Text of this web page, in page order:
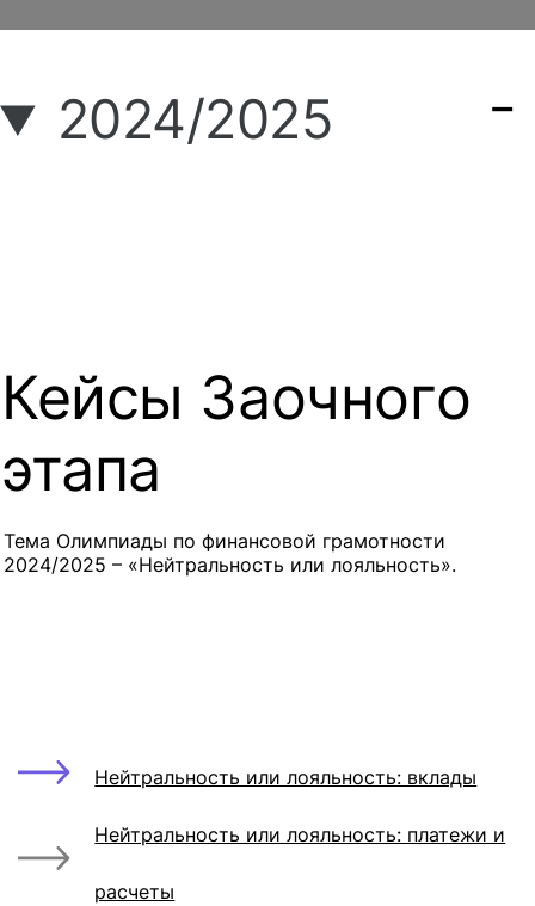
2024/2025
Кейсы Заочного
этапа
Тема Олимпиады по финансовой грамотности
2024/2025 – «Нейтральность или лояльность».
Нейтральность или лояльность: вклады
Нейтральность или лояльность: платежи и
расчеты